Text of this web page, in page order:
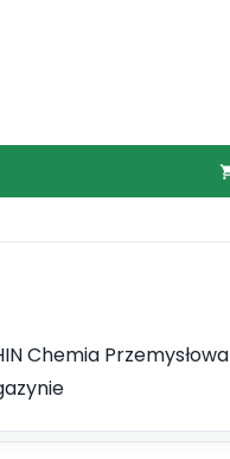
Chemia Przemysłowa